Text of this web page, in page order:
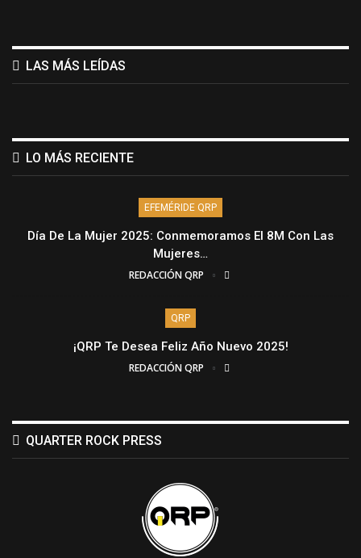
LAS MÁS LEÍDAS
LO MÁS RECIENTE
EFEMÉRIDE QRP
Día De La Mujer 2025: Conmemoramos El 8M Con Las
Mujeres…
REDACCIÓN QRP
QRP
¡QRP Te Desea Feliz Año Nuevo 2025!
REDACCIÓN QRP
QUARTER ROCK PRESS